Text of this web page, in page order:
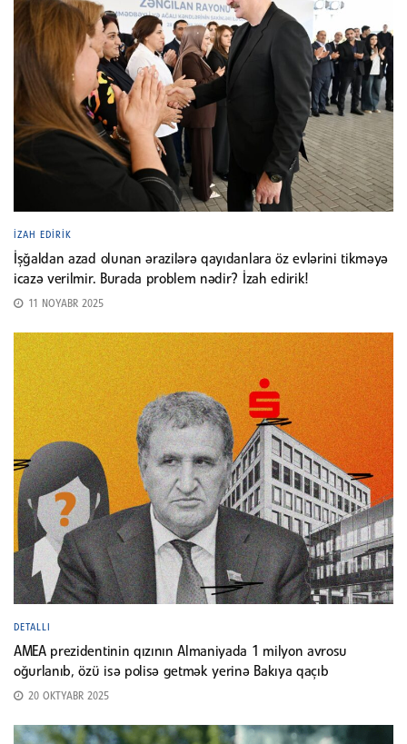
İZAH EDIRIK
İşğaldan azad olunan ərazilərə qayıdanlara öz evlərini tikməyə
icazə verilmir. Burada problem nədir? İzah edirik!
11 NOYABR 2025
DETALLI
AMEA prezidentinin qızının Almaniyada 1 milyon avrosu
oğurlanıb, özü isə polisə getmək yerinə Bakıya qaçıb
20 OKTYABR 2025